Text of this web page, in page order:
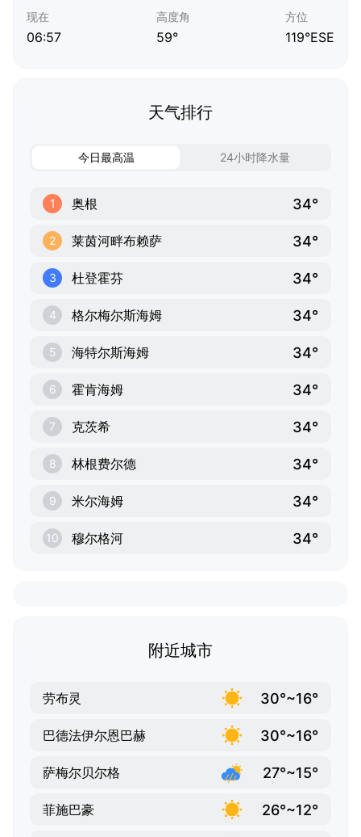
现在
06:57
高度角
59°
方位
119°ESE
天气排行
今日最高温 24小时降水量
1 奥根 34°
2 莱茵河畔布赖萨 34°
3 杜登霍芬 34°
4 格尔梅尔斯海姆 34°
5 海特尔斯海姆 34°
6 霍肯海姆 34°
7 克茨希 34°
8 林根费尔德 34°
9 米尔海姆 34°
10 穆尔格河 34°
附近城市
劳布灵 30°~16°
巴德法伊尔恩巴赫 30°~16°
萨梅尔贝尔格 27°~15°
菲施巴豪 26°~12°